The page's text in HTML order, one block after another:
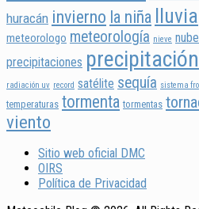
huracán invierno la niña lluvia
meteorologo meteorología nieve
precipitaciones precipitación
radiación uv record satélite sequía sistema
temperaturas tormenta tormentas
viento
Sitio web oficial DMC
OIRS
Política de Privacidad